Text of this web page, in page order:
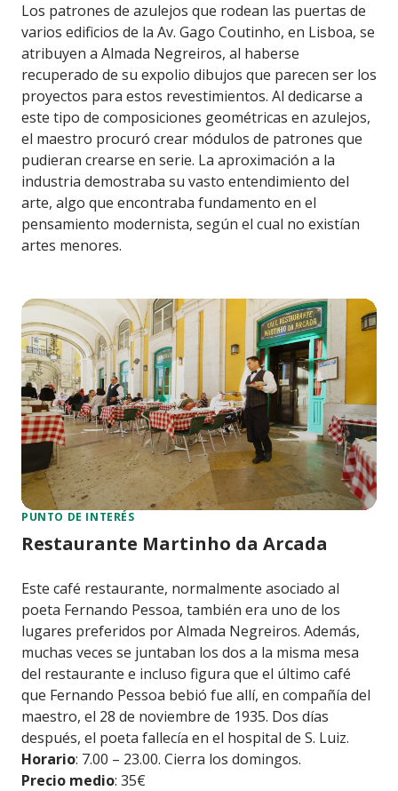
Los patrones de azulejos que rodean las puertas de
varios edificios de la Av. Gago Coutinho, en Lisboa, se
atribuyen a Almada Negreiros, al haberse
recuperado de su expolio dibujos que parecen ser los
proyectos para estos revestimientos. Al dedicarse a
este tipo de composiciones geométricas en azulejos,
el maestro procuró crear módulos de patrones que
pudieran crearse en serie. La aproximación a la
industria demostraba su vasto entendimiento del
arte, algo que encontraba fundamento en el
pensamiento modernista, según el cual no existían
artes menores.
PUNTO DE INTERÉS
Restaurante Martinho da Arcada
Este café restaurante, normalmente asociado al
poeta Fernando Pessoa, también era uno de los
lugares preferidos por Almada Negreiros. Además,
muchas veces se juntaban los dos a la misma mesa
del restaurante e incluso figura que el último café
que Fernando Pessoa bebió fue allí, en compañía del
maestro, el 28 de noviembre de 1935. Dos días
después, el poeta fallecía en el hospital de S. Luiz.
Horario: 7.00 – 23.00. Cierra los domingos.
Precio medio: 35€